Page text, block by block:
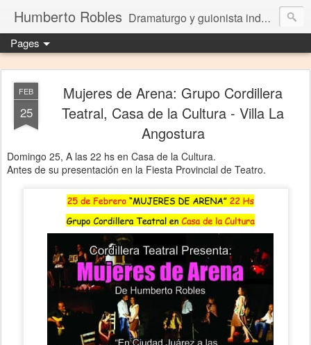
Humberto Robles Dramaturgo y guionista independiente
Pages
FEB
25
Mujeres de Arena: Grupo Cordillera
Teatral, Casa de la Cultura - Villa La
Angostura
Domingo 25, A las 22 hs en Casa de la Cultura.
Antes de su presentación en la Fiesta Provincial de Teatro.